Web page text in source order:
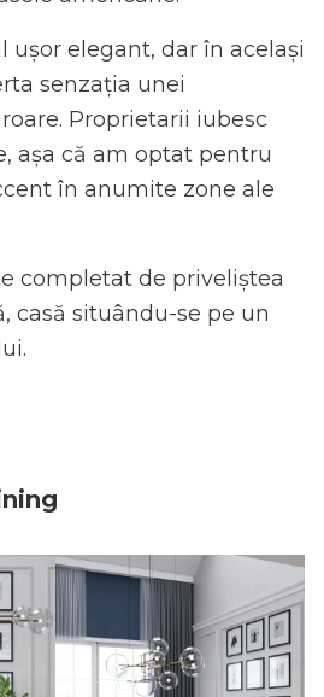
ușor elegant, dar în același
senzația unei
Proprietarii iubesc
așa că am optat pentru
în anumite zone ale
completat de priveliștea
casă situându-se pe un